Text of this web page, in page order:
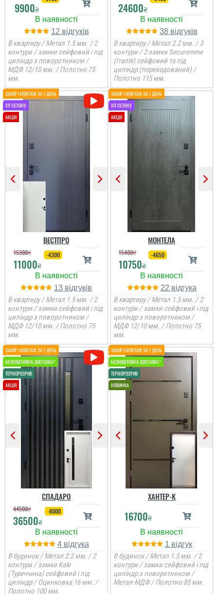
9900₴
12
В квартиру / Метал 1.5 мм. / 2
контури / замки сейфовий і під
циліндр з поворотником /
МДФ 12/10 мм. / Полотно 75
мм.
24600₴
38
В квартиру / Метал 2.2 мм. / 3
контури / 2 замки Securemme
(Італія) сейфовий та під
циліндр (перекодований) /
Полотно 115 мм.
ВЕСТПРО
15300₴
11000₴
-4300
13
В квартиру / Метал 1.5 мм. / 2
контури / замки сейфовий і під
циліндр з поворотником /
МДФ 12/10 мм. / Полотно 75
мм.
МОНТЕЛА
15400₴
10750₴
-4650
22
В квартиру / Метал 1.5 мм. / 2
контури / замки сейфовий і під
циліндр з поворотником /
МДФ 12/10 мм. / Полотно 75
мм.
СПАДАРО
44500₴
36500₴
-8000
4
В будинок / Метал 2.2 мм. / 2
контури / замки Kale
(Туреччина) сейфовий і під
циліндр / Оцинковка 16 мм. /
Полотно 100 мм.
ХАНТЕР-К
16700₴
1
В будинок / Метал 1.5 мм. / 2
контури / замки сейфовий і під
циліндр з поворотником /
Метал-МДФ / Полотно 85 мм.